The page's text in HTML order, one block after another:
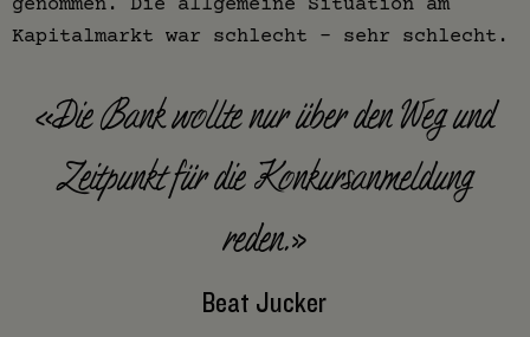
Kapitalmarkt war schlecht – sehr schlecht.
«Die Bank wollte nur über den Weg und
Zeitpunkt für die Konkursanmeldung
reden.»
Beat Jucker